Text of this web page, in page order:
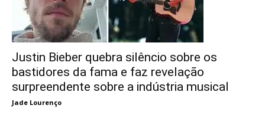
Justin Bieber quebra silêncio sobre os
bastidores da fama e faz revelação
surpreendente sobre a indústria musical
Jade Lourenço